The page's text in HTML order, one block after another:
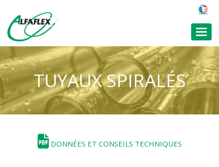
TUYAUX SPIRALÉS
DONNÉES ET CONSEILS TECHNIQUES